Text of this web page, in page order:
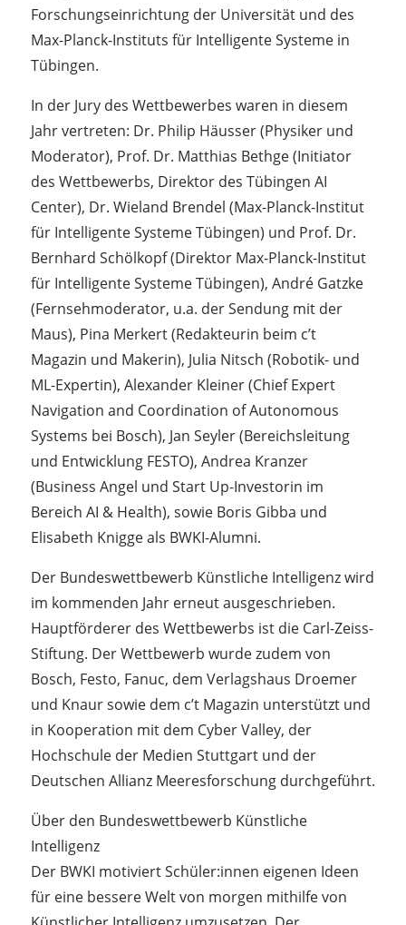
Forschungseinrichtung der Universität und des
Max-Planck-Instituts für Intelligente Systeme in
Tübingen.
In der Jury des Wettbewerbes waren in diesem
Jahr vertreten: Dr. Philip Häusser (Physiker und
Moderator), Prof. Dr. Matthias Bethge (Initiator
des Wettbewerbs, Direktor des Tübingen AI
Center), Dr. Wieland Brendel (Max-Planck-Institut
für Intelligente Systeme Tübingen) und Prof. Dr.
Bernhard Schölkopf (Direktor Max-Planck-Institut
für Intelligente Systeme Tübingen), André Gatzke
(Fernsehmoderator, u.a. der Sendung mit der
Maus), Pina Merkert (Redakteurin beim c’t
Magazin und Makerin), Julia Nitsch (Robotik- und
ML-Expertin), Alexander Kleiner (Chief Expert
Navigation and Coordination of Autonomous
Systems bei Bosch), Jan Seyler (Bereichsleitung
und Entwicklung FESTO), Andrea Kranzer
(Business Angel und Start Up-Investorin im
Bereich AI & Health), sowie Boris Gibba und
Elisabeth Knigge als BWKI-Alumni.
Der Bundeswettbewerb Künstliche Intelligenz wird
im kommenden Jahr erneut ausgeschrieben.
Hauptförderer des Wettbewerbs ist die Carl-Zeiss-
Stiftung. Der Wettbewerb wurde zudem von
Bosch, Festo, Fanuc, dem Verlagshaus Droemer
und Knaur sowie dem c’t Magazin unterstützt und
in Kooperation mit dem Cyber Valley, der
Hochschule der Medien Stuttgart und der
Deutschen Allianz Meeresforschung durchgeführt.
Über den Bundeswettbewerb Künstliche
Intelligenz
Der BWKI motiviert Schüler:innen eigenen Ideen
für eine bessere Welt von morgen mithilfe von